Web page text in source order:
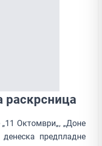
раскрсница
Октомври„, „Доне
предпладне